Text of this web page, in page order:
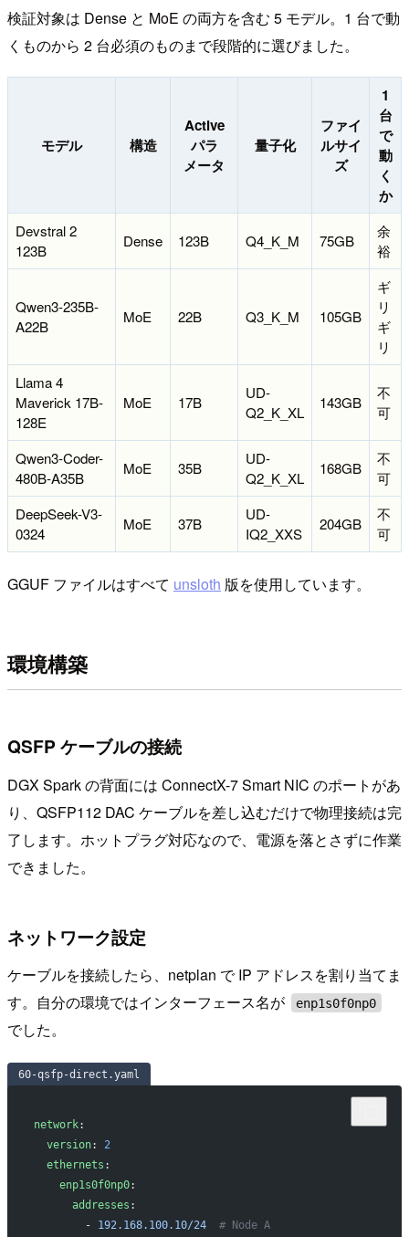
検証対象は Dense と MoE の両方を含む 5 モデル。1 台で動
くものから 2 台必須のものまで段階的に選びました。
モデル 構造
Active
パラ
メータ
量子化
ファイ
ルサイ
ズ
1
台
で
動
く
か
Devstral 2
123B
Dense 123B Q4_K_M 75GB
余
裕
Qwen3-235B-
A22B
MoE 22B Q3_K_M 105GB
ギ
リ
ギ
リ
Llama 4
Maverick 17B-
128E
MoE 17B
UD-
Q2_K_XL
143GB
不
可
Qwen3-Coder-
480B-A35B
MoE 35B
UD-
Q2_K_XL
168GB
不
可
DeepSeek-V3-
0324
MoE 37B
UD-
IQ2_XXS
204GB
不
可
GGUF ファイルはすべて unsloth 版を使用しています。
環境構築
QSFP ケーブルの接続
DGX Spark の背面には ConnectX-7 Smart NIC のポートがあ
り、QSFP112 DAC ケーブルを差し込むだけで物理接続は完
了します。ホットプラグ対応なので、電源を落とさずに作業
できました。
ネットワーク設定
ケーブルを接続したら、netplan で IP アドレスを割り当てま
す。自分の環境ではインターフェース名が
enp1s0f0np0
でした。
60-qsfp-direct.yaml
network:
  version
: 2
  ethernets
:
    enp1s0f0np0
:
      addresses
:
        -
192.168.100.10/24
  # Node A